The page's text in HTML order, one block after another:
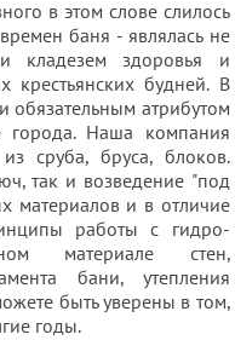
в этом слове слилось
баня - являлась не
кладезем здоровья и
крестьянских будней. В
обязательным атрибутом
города. Наша компания
сруба, бруса, блоков.
так и возведение "под
материалов и в отличие
работы с гидро-
материале стен,
бани, утепления
быть уверены в том,
годы.